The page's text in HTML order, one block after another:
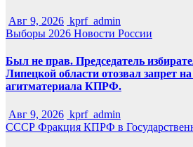
Авг 9, 2026 kprf_admin
Выборы 2026 Новости России
Был не прав. Председатель
Липецкой области отозвал запрет
агитматериала КПРФ.
Авг 9, 2026 kprf_admin
СССР Фракция КПРФ в